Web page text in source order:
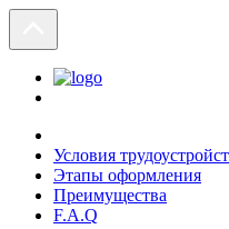
Условия
Этапы оформления
Преимущества
F.A.Q